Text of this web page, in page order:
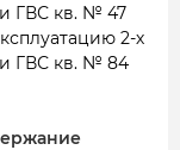
ГВС кв. № 47
2-х
ГВС кв. № 84